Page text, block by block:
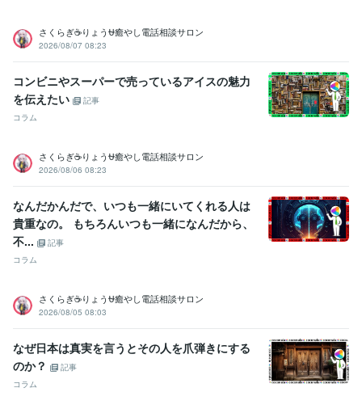
さくらぎ☕りょう⛎癒やし電話相談サロン
2026/08/07 08:23
コンビニやスーパーで売っているアイスの魅力
を伝えたい
記事
コラム
さくらぎ☕りょう⛎癒やし電話相談サロン
2026/08/06 08:23
なんだかんだで、いつも一緒にいてくれる人は
貴重なの。 もちろんいつも一緒になんだから、
不...
記事
コラム
さくらぎ☕りょう⛎癒やし電話相談サロン
2026/08/05 08:03
なぜ日本は真実を言うとその人を爪弾きにする
のか？
記事
コラム